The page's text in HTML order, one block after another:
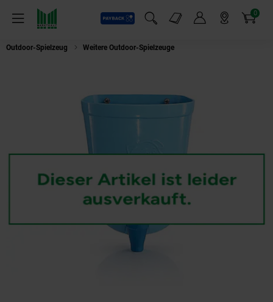
Menü
Payback
Suchfeld einblenden
Markt-Angebote 0
Artikel
Outdoor-Spielzeug Weitere Outdoor-Spielzeuge